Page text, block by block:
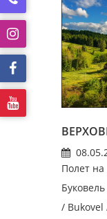
Полет
/ Bukovel